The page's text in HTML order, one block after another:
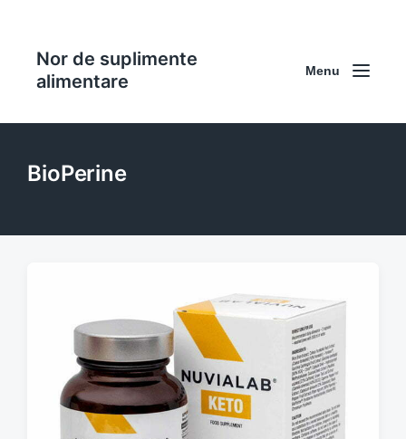
Nor de suplimente
alimentare
Menu
BioPerine